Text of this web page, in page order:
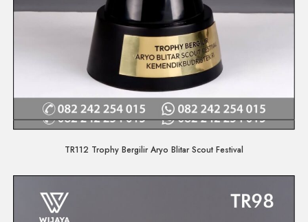
Quick View
TR112 Trophy Bergilir Aryo Blitar Scout Festival